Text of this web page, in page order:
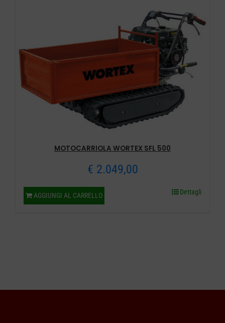
MOTOCARRIOLA WORTEX SFL 500
€ 2.049,00
AGGIUNGI AL CARRELLO Dettagli